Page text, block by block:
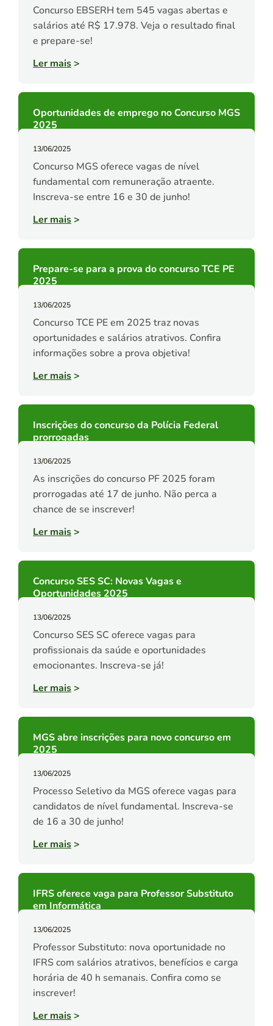
Concurso EBSERH tem 545 vagas abertas e
salários até R$ 17.978. Veja o resultado final
e prepare-se!
Ler mais>
Oportunidades de emprego no Concurso MGS
2025
13/06/2025
Concurso MGS oferece vagas de nível
fundamental com remuneração atraente.
Inscreva-se entre 16 e 30 de junho!
Ler mais>
Prepare-se para a prova do concurso TCE PE
2025
13/06/2025
Concurso TCE PE em 2025 traz novas
oportunidades e salários atrativos. Confira
informações sobre a prova objetiva!
Ler mais>
Inscrições do concurso da Polícia Federal
prorrogadas
13/06/2025
As inscrições do concurso PF 2025 foram
prorrogadas até 17 de junho. Não perca a
chance de se inscrever!
Ler mais>
Concurso SES SC: Novas Vagas e
Oportunidades 2025
13/06/2025
Concurso SES SC oferece vagas para
profissionais da saúde e oportunidades
emocionantes. Inscreva-se já!
Ler mais>
MGS abre inscrições para novo concurso em
2025
13/06/2025
Processo Seletivo da MGS oferece vagas para
candidatos de nível fundamental. Inscreva-se
de 16 a 30 de junho!
Ler mais>
IFRS oferece vaga para Professor Substituto
em Informática
13/06/2025
Professor Substituto: nova oportunidade no
IFRS com salários atrativos, benefícios e carga
horária de 40 h semanais. Confira como se
inscrever!
Ler mais>